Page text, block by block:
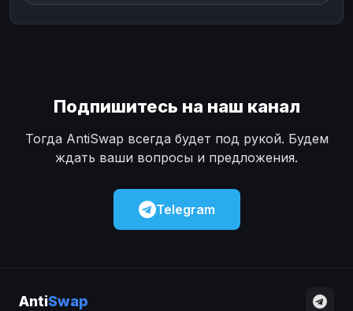
Подпишитесь на наш канал
Тогда AntiSwap всегда будет под рукой. Будем
ждать ваши вопросы и предложения.
Telegram
AntiSwap